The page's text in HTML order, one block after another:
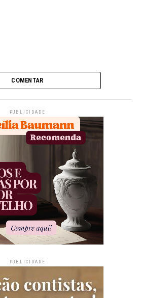
COMENTAR
PUBLICIDADE
PUBLICIDADE